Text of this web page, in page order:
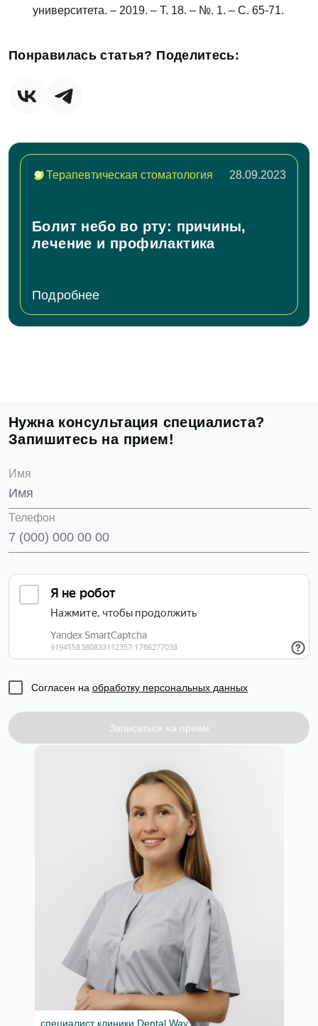
университета. – 2019. – Т. 18. – №. 1. – С. 65-71.
Понравилась статья? Поделитесь:
Терапевтическая стоматология 28.09.2023
Болит небо во рту: причины,
лечение и профилактика
Подробнее
Нужна консультация специалиста?
Запишитесь на прием!
Имя
Телефон
Согласен на обработку персональных данных
Записаться на приём
специалист клиники Dental Way